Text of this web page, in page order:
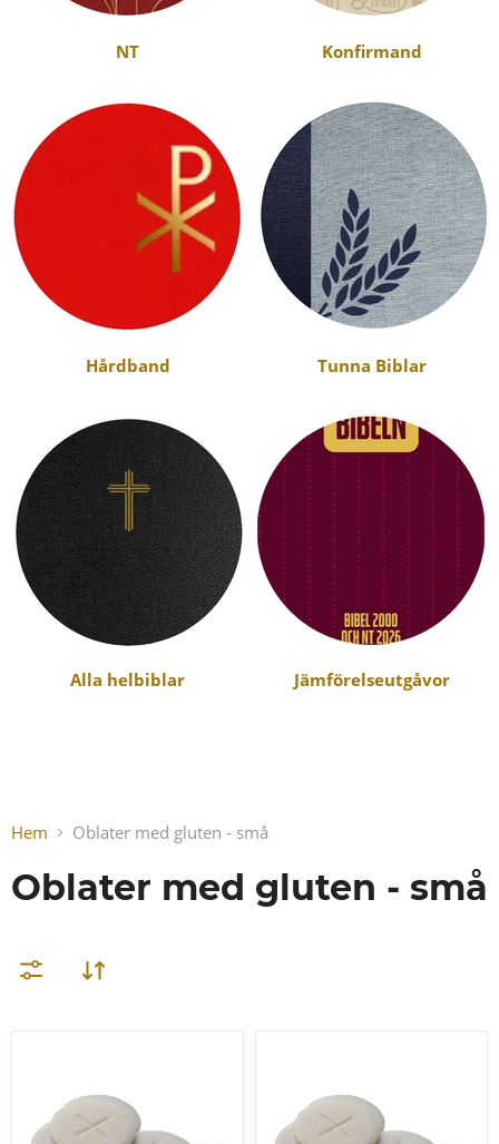
NT Konfirmand
Hårdband Tunna Biblar
Alla helbiblar Jämförelseutgåvor
Hem Oblater med gluten - små
Oblater med gluten - små